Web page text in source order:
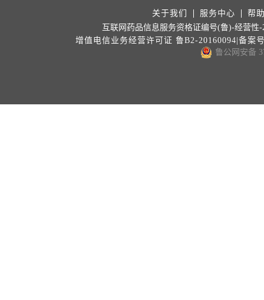
关于我们 服务中心
帮
互联网药品信息服务资格证编号(鲁)-经营性-
增值电信业务经营许可证 鲁B2-20160094|备案
鲁公网安备